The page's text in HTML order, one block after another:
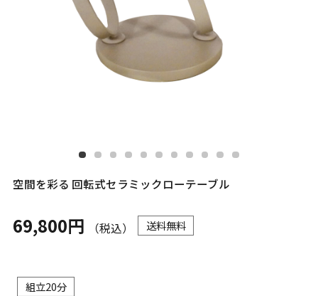
空間を彩る 回転式セラミックローテーブル
69,800円 （税込） 送料無料
組立20分